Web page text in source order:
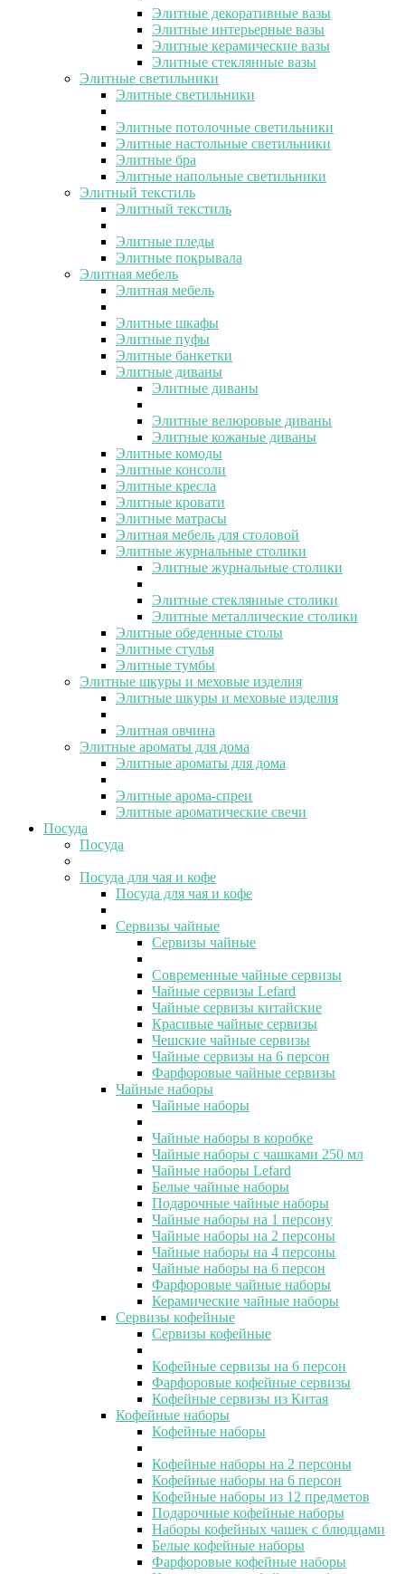
Элитные декоративные вазы
Элитные интерьерные вазы
Элитные керамические вазы
Элитные стеклянные вазы
Элитные светильники
Элитные светильники
Элитные потолочные светильники
Элитные настольные светильники
Элитные бра
Элитные напольные светильники
Элитный текстиль
Элитный текстиль
Элитные пледы
Элитные покрывала
Элитная мебель
Элитная мебель
Элитные шкафы
Элитные пуфы
Элитные банкетки
Элитные диваны
Элитные диваны
Элитные велюровые диваны
Элитные кожаные диваны
Элитные комоды
Элитные консоли
Элитные кресла
Элитные кровати
Элитные матрасы
Элитная мебель для столовой
Элитные журнальные столики
Элитные журнальные столики
Элитные стеклянные столики
Элитные металлические столики
Элитные обеденные столы
Элитные стулья
Элитные тумбы
Элитные шкуры и меховые изделия
Элитные шкуры и меховые изделия
Элитная овчина
Элитные ароматы для дома
Элитные ароматы для дома
Элитные арома-спреи
Элитные ароматические свечи
Посуда
Посуда
Посуда для чая и кофе
Посуда для чая и кофе
Сервизы чайные
Сервизы чайные
Современные чайные сервизы
Чайные сервизы Lefard
Чайные сервизы китайские
Красивые чайные сервизы
Чешские чайные сервизы
Чайные сервизы на 6 персон
Фарфоровые чайные сервизы
Чайные наборы
Чайные наборы
Чайные наборы в коробке
Чайные наборы с чашками 250 мл
Чайные наборы Lefard
Белые чайные наборы
Подарочные чайные наборы
Чайные наборы на 1 персону
Чайные наборы на 2 персоны
Чайные наборы на 4 персоны
Чайные наборы на 6 персон
Фарфоровые чайные наборы
Керамические чайные наборы
Сервизы кофейные
Сервизы кофейные
Кофейные сервизы на 6 персон
Фарфоровые кофейные сервизы
Кофейные сервизы из Китая
Кофейные наборы
Кофейные наборы
Кофейные наборы на 2 персоны
Кофейные наборы на 6 персон
Кофейные наборы из 12 предметов
Подарочные кофейные наборы
Наборы кофейных чашек с блюдцами
Белые кофейные наборы
Фарфоровые кофейные наборы